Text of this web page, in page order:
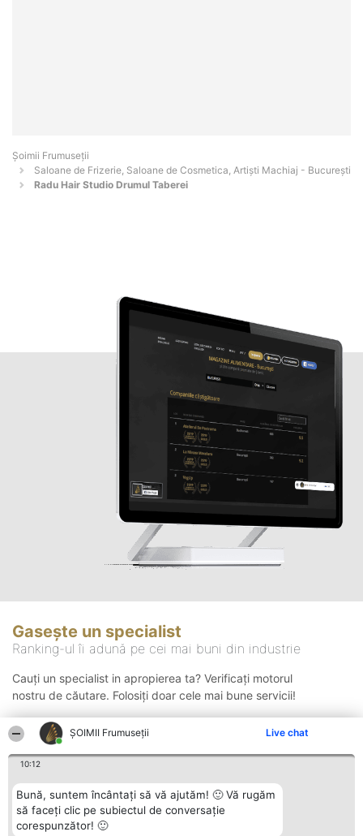
ȘOIMII Frumuseții Live chat
10:12
Bună, suntem încântați să vă ajutăm! 🙂 Vă rugăm
să faceți clic pe subiectul de conversație
corespunzător! 🙂
Șoimii Frumuseții
Saloane de Frizerie, Saloane de Cosmetica, Artiști Machiaj - Bucureşti
Radu Hair Studio Drumul Taberei
Gasește un specialist
Ranking-ul îi adună pe cei mai buni din industrie
Cauți un specialist in apropierea ta? Verificați motorul
nostru de căutare. Folosiți doar cele mai bune servicii!